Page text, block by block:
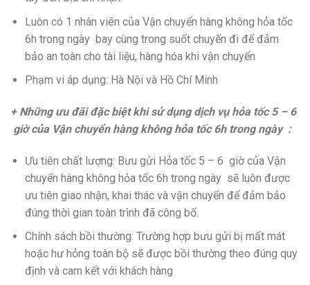
Luôn có 1 nhân viên của Vận chuyển hàng không hỏa tốc
6h trong ngày bay cùng trong suốt chuyến đi để đảm
bảo an toàn cho tài liệu, hàng hóa khi vận chuyển
Phạm vi áp dụng: Hà Nội và Hồ Chí Minh
+ Những ưu đãi đặc biệt khi sử dụng dịch vụ hỏa tốc 5 – 6
giờ của Vận chuyển hàng không hỏa tốc 6h trong ngày :
Ưu tiên chất lượng: Bưu gửi Hỏa tốc 5 – 6 giờ của Vận
chuyển hàng không hỏa tốc 6h trong ngày sẽ luôn được
ưu tiên giao nhận, khai thác và vận chuyển để đảm bảo
đúng thời gian toàn trình đã công bố.
Chính sách bồi thường: Trường hợp bưu gửi bị mất mát
hoặc hư hỏng toàn bộ sẽ được bồi thường theo đúng quy
định và cam kết với khách hàng